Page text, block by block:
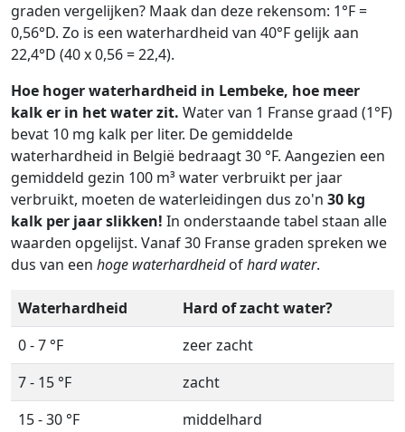
graden vergelijken? Maak dan deze rekensom: 1°F =
0,56°D. Zo is een waterhardheid van 40°F gelijk aan
22,4°D (40 x 0,56 = 22,4).
Hoe hoger waterhardheid in Lembeke, hoe meer
kalk er in het water zit. Water van 1 Franse graad (1°F)
bevat 10 mg kalk per liter. De gemiddelde
waterhardheid in België bedraagt 30 °F. Aangezien een
gemiddeld gezin 100 m³ water verbruikt per jaar
verbruikt, moeten de waterleidingen dus zo'n 30 kg
kalk per jaar slikken! In onderstaande tabel staan alle
waarden opgelijst. Vanaf 30 Franse graden spreken we
dus van een hoge waterhardheidofhard water.
Waterhardheid
Hard of zacht water?
0 - 7 °F
zeer zacht
7 - 15 °F
zacht
15 - 30 °F
middelhard